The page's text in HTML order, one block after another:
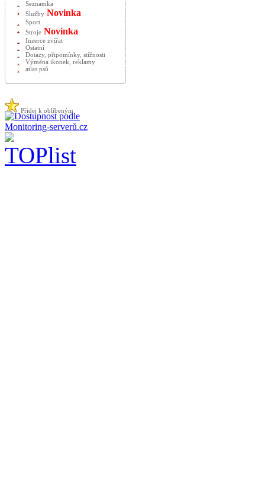
Seznamka
Služby Novinka
Sport
Stroje Novinka
Inzerce zvířat
Ostatní
Dotazy, připomínky, stížnosti
Výměna ikonek, reklamy
atlas psů
Přidej k oblíbeným